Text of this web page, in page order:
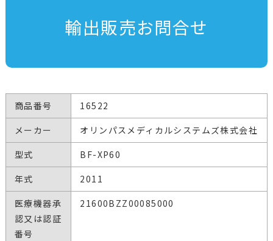
輸出販売お問合せ
商品番号
16522
メーカー
オリンパスメディカルシステムズ株式会社
型式
BF-XP60
年式
2011
医療機器承
認又は認証
番号
21600BZZ00085000